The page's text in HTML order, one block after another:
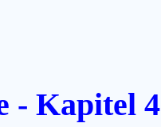
- Kapitel 4